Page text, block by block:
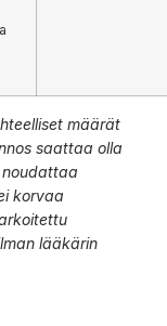
määrät
saattaa olla
korvaa
lääkärin